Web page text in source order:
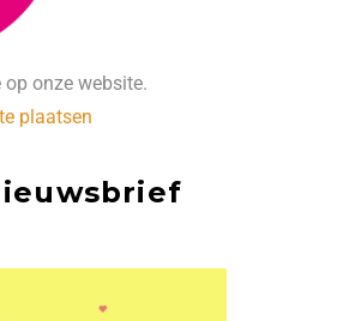
onze website.
plaatsen